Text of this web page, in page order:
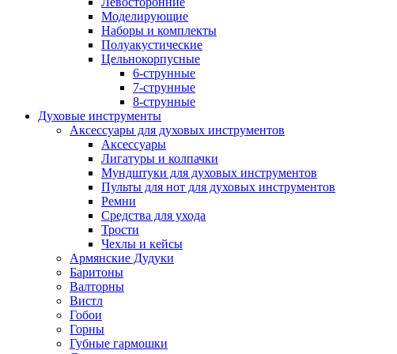
Моделирующие
Наборы и комплекты
Полуакустические
Цельнокорпусные
6-струнные
7-струнные
8-струнные
Духовые инструменты
Аксессуары для духовых инструментов
Аксессуары
Лигатуры и колпачки
Мундштуки для духовых инструментов
Пульты для нот для духовых инструментов
Ремни
Средства для ухода
Трости
Чехлы и кейсы
Армянские Дудуки
Баритоны
Валторны
Вистл
Гобои
Горны
Губные гармошки